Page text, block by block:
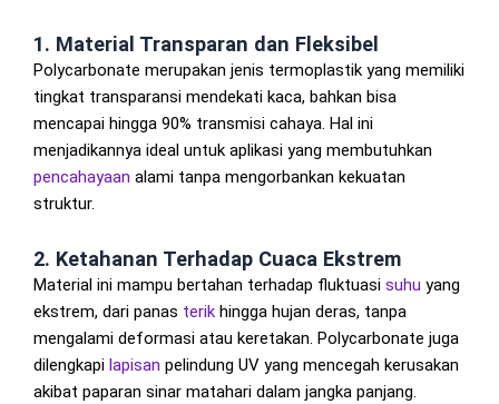
1. Material Transparan dan Fleksibel
Polycarbonate merupakan jenis termoplastik yang memiliki
tingkat transparansi mendekati kaca, bahkan bisa
mencapai hingga 90% transmisi cahaya. Hal ini
menjadikannya ideal untuk aplikasi yang membutuhkan
pencahayaan alami tanpa mengorbankan kekuatan
struktur.
2. Ketahanan Terhadap Cuaca Ekstrem
Material ini mampu bertahan terhadap fluktuasi suhu yang
ekstrem, dari panas terik hingga hujan deras, tanpa
mengalami deformasi atau keretakan. Polycarbonate juga
dilengkapi lapisan pelindung UV yang mencegah kerusakan
akibat paparan sinar matahari dalam jangka panjang.